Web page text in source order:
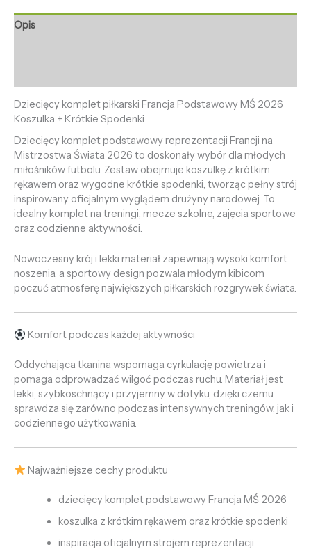
Opis
Dziecięcy komplet piłkarski Francja Podstawowy MŚ 2026
Koszulka + Krótkie Spodenki
Dziecięcy komplet podstawowy reprezentacji Francji na
Mistrzostwa Świata 2026 to doskonały wybór dla młodych
miłośników futbolu. Zestaw obejmuje koszulkę z krótkim
rękawem oraz wygodne krótkie spodenki, tworząc pełny strój
inspirowany oficjalnym wyglądem drużyny narodowej. To
idealny komplet na treningi, mecze szkolne, zajęcia sportowe
oraz codzienne aktywności.
Nowoczesny krój i lekki materiał zapewniają wysoki komfort
noszenia, a sportowy design pozwala młodym kibicom
poczuć atmosferę największych piłkarskich rozgrywek świata.
Komfort podczas każdej aktywności
Oddychająca tkanina wspomaga cyrkulację powietrza i
pomaga odprowadzać wilgoć podczas ruchu. Materiał jest
lekki, szybkoschnący i przyjemny w dotyku, dzięki czemu
sprawdza się zarówno podczas intensywnych treningów, jak i
codziennego użytkowania.
Najważniejsze cechy produktu
dziecięcy komplet podstawowy Francja MŚ 2026
koszulka z krótkim rękawem oraz krótkie spodenki
inspiracja oficjalnym strojem reprezentacji